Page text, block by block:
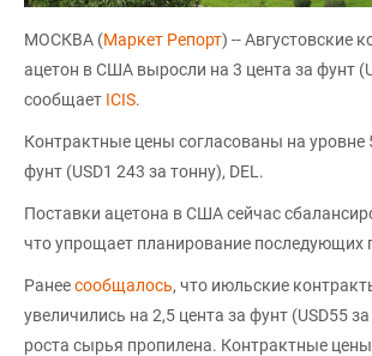
МОСКВА (Маркет Репорт) -- Августовские
ацетон в США выросли на 3 цента за фунт
сообщает ICIS.
Контрактные цены согласованы на уровне
фунт (USD1 243 за тонну), DEL.
Поставки ацетона в США сейчас
что упрощает планирование последующих
Ранеесообщалось, что июльские
увеличились на 2,5 цента за фунт (USD55
роста сырья пропилена. Контрактные